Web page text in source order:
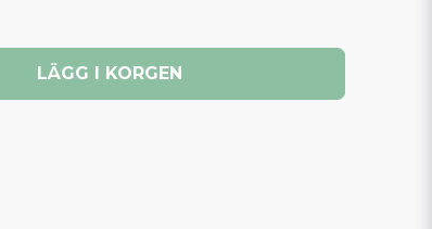
LÄGG I KORGEN